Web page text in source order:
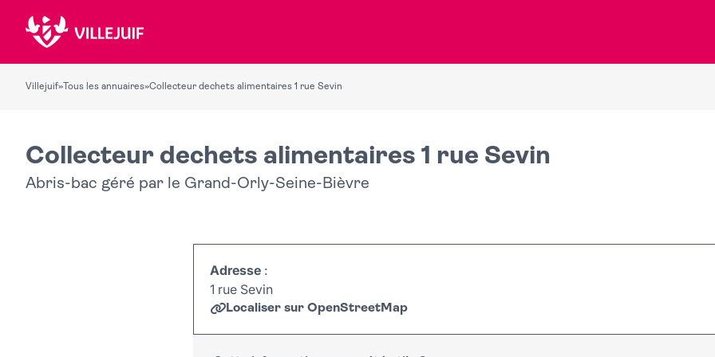
Villejuif» Tous les annuaires»Collecteur dechets alimentaires 1 rue Sevin
Collecteur dechets alimentaires 1 rue Sevin
Abris-bac géré par le Grand-Orly-Seine-Bièvre
Adresse :
1 rue Sevin
Localiser sur OpenStreetMap
+